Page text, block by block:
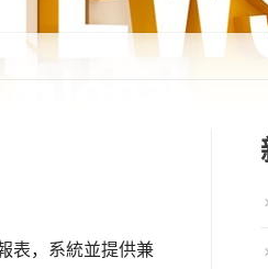
表，系統並提供兼